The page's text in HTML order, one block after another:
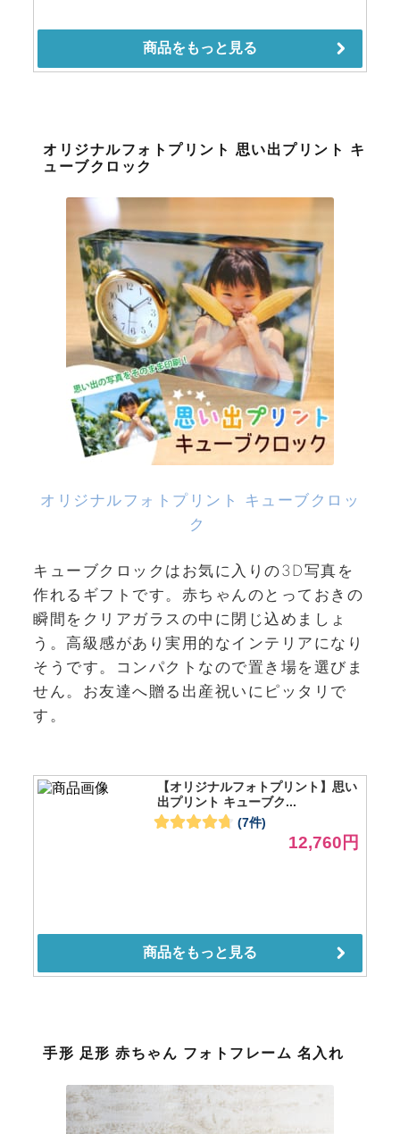
オリジナルフォトプリント 思い出プリント キ
ューブクロック
オリジナルフォトプリント キューブクロッ
ク
キューブクロックはお気に入りの3D写真を
作れるギフトです。赤ちゃんのとっておきの
瞬間をクリアガラスの中に閉じ込めましょ
う。高級感があり実用的なインテリアになり
そうです。コンパクトなので置き場を選びま
せん。お友達へ贈る出産祝いにピッタリで
す。
手形 足形 赤ちゃん フォトフレーム 名入れ